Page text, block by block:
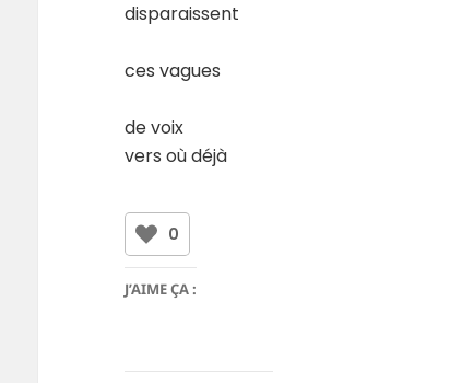
disparaissent
ces vagues
de voix
vers où déjà
0
J’AIME ÇA :